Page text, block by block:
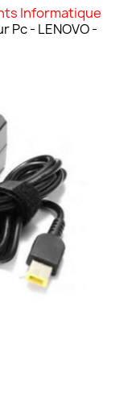
Informatique
Pc - LENOVO -